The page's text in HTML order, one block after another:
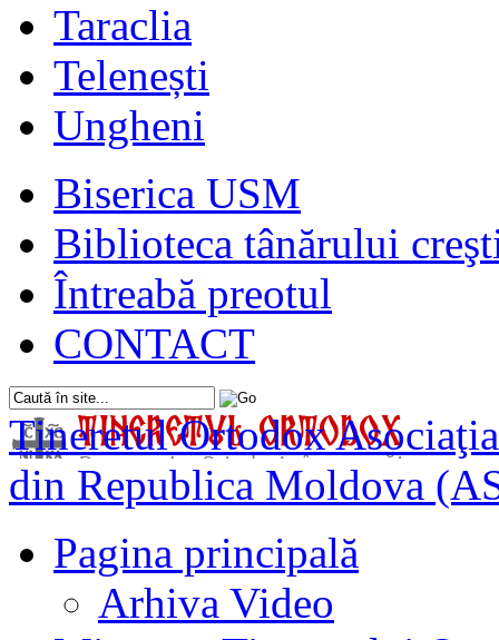
Taraclia
Telenești
Ungheni
Biserica USM
Biblioteca tânărului
Întreabă preotul
CONTACT
Tineretul Ortodox
din Republica Moldova
Pagina principală
Arhiva Video